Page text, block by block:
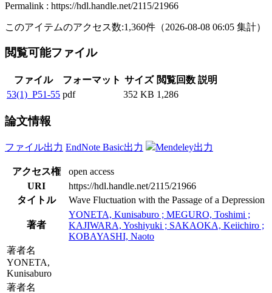
Permalink : https://hdl.handle.net/2115/21966
このアイテムのアクセス数:1,360件 （2026-08-08 06:05 集計）
閲覧可能ファイル
ファイル フォーマット サイズ 閲覧回数 説明
53(1)_P51-55 pdf 352 KB 1,286
論文情報
ファイル出力 EndNote Basic出力 Mendeley出力
アクセス権
open access
URI
https://hdl.handle.net/2115/21966
タイトル
Wave Fluctuation with the Passage of a Depression
著者
YONETA, Kunisaburo ; MEGURO, Toshimi ;
KAJIWARA, Yoshiyuki ; SAKAOKA, Keiichiro ;
KOBAYASHI, Naoto
著者名
YONETA,
Kunisaburo
著者名